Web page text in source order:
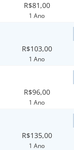
R$81,00
1 Ano
R$103,00
1 Ano
R$96,00
1 Ano
R$135,00
1 Ano